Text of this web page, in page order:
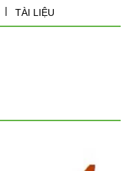
TÀI LIỆU